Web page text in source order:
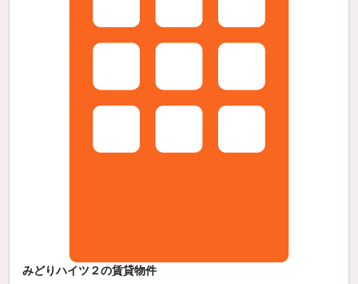
みどりハイツ２の賃貸物件